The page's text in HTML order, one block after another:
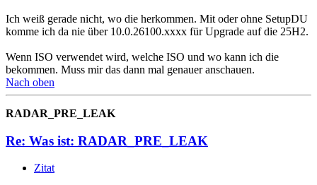
Ich weiß gerade nicht, wo die herkommen. Mit oder ohne SetupDU
komme ich da nie über 10.0.26100.xxxx für Upgrade auf die 25H2.
Wenn ISO verwendet wird, welche ISO und wo kann ich die
bekommen. Muss mir das dann mal genauer anschauen.
Nach oben
RADAR_PRE_LEAK
Re: Was ist: RADAR_PRE_LEAK
Zitat